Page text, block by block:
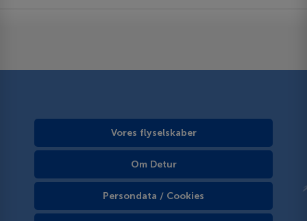
Vores flyselskaber
Om Detur
Persondata / Cookies